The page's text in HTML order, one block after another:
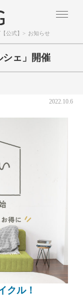
公式】 > お知らせ
シェ」開催
2022.10.6
クル！